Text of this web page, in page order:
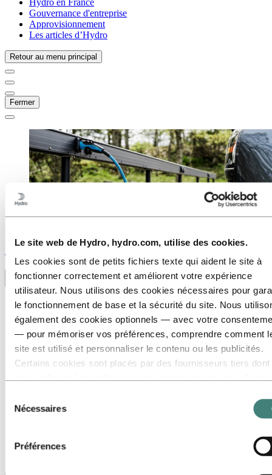
Le site web de Hydro, hydro.com, utilise des cookies.
Les cookies sont de petits fichiers texte qui aident le site à
fonctionner correctement et améliorent votre expérience
utilisateur. Nous utilisons des cookies nécessaires pour
le fonctionnement de base et la sécurité du site. Nous
également des cookies optionnels — avec votre
— pour mémoriser vos préférences, comprendre comment
site est utilisé et personnaliser le contenu ou les publicités.
Certains cookies sont placés par des fournisseurs tiers dont
collectées lors de votre utilisation de notre site avec d’autres
données que vous leur avez fournies ou qu’ils ont collectées
comme responsable d’un cookie tiers est le Responsable du
Nécessaires
Préférences
Hydro en France
Gouvernance d'entreprise
Approvisionnement
Les articles d’Hydro
Retour au menu principal
Fermer
StoriesbyHydro
Toggle menu visibility
Tous
Innovation et Technologie
Développement durable
Salariés et Carrières
ChargeNode choisit l'aluminium bas
carbone pour une solution de charge plus
durable
12 mai 2022
La technologie de charge pionnière de ChargeNode contribue à
développer l'infrastructure pour les véhicules électriques en Suède et